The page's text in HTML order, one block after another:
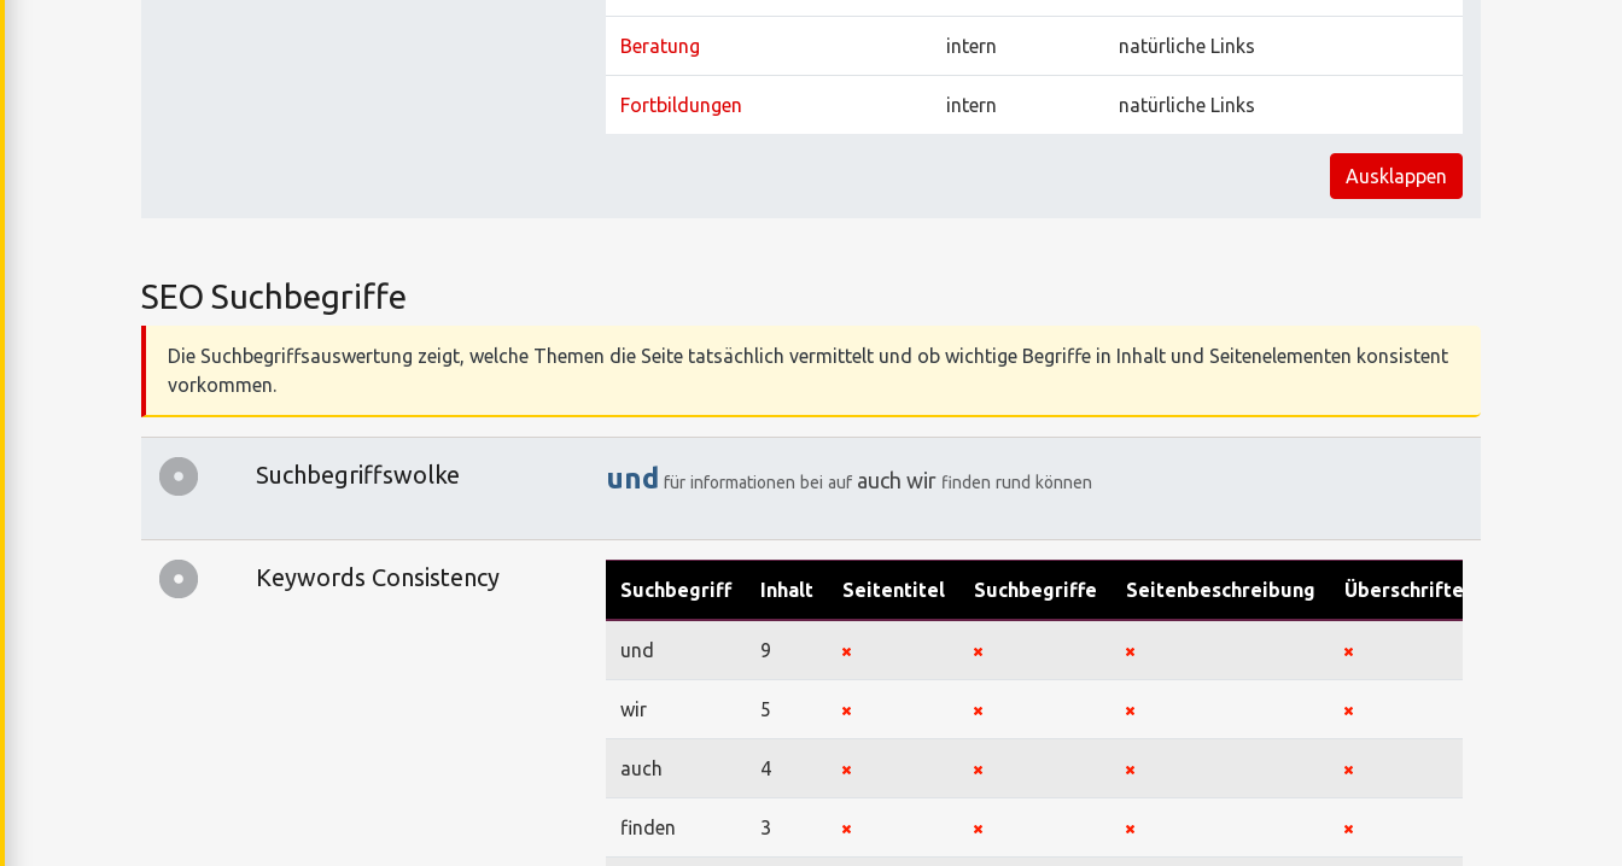
Beratung intern natürliche Links
Fortbildungen intern natürliche Links
Ausklappen
SEO Suchbegriffe
Die Suchbegriffsauswertung zeigt, welche Themen die Seite tatsächlich vermittelt und ob wichtige Begriffe in Inhalt und Seitenelementen konsistent
vorkommen.
Suchbegriffswolke und für informationen bei auf auch wir finden rund können
Keywords Consistency Suchbegriff Inhalt Seitentitel Suchbegriffe Seitenbeschreibung Überschriften
und 9
wir 5
auch 4
finden 3